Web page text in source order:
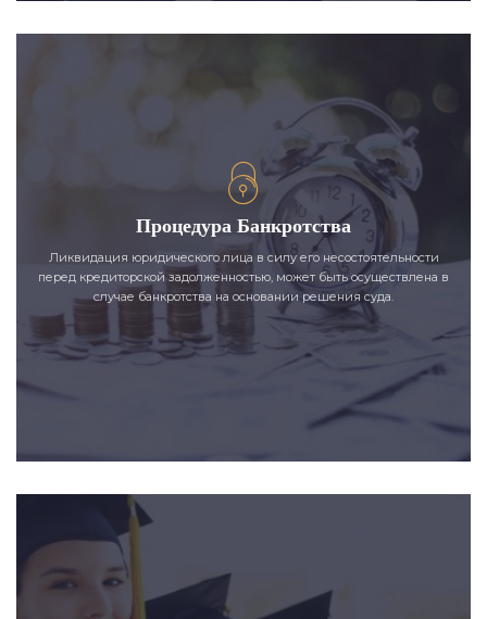
Процедура Банкротства
Ликвидация юридического лица в силу его несостоятельности
перед кредиторской задолженностью, может быть осуществлена в
случае банкротства на основании решения суда.